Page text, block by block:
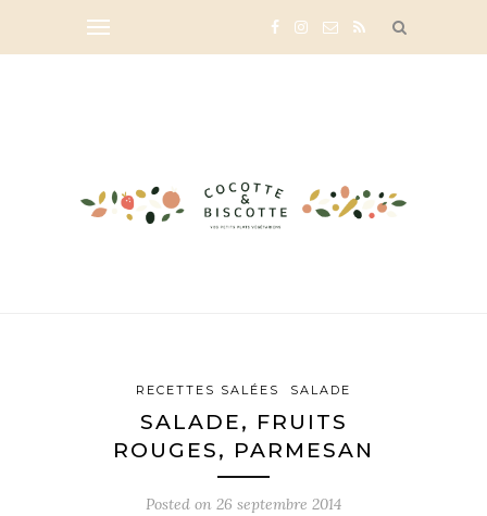
RECETTES SALÉES SALADE
SALADE, FRUITS
ROUGES, PARMESAN
Posted on 26 septembre 2014